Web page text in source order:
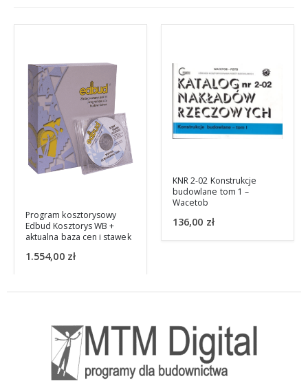
136,00zł
BRAK W
MAGAZYNIE
Zasady szacowania
wartości odtworzeniowej
obiektów
56,00zł
producent programów do kosztorysowania ♦